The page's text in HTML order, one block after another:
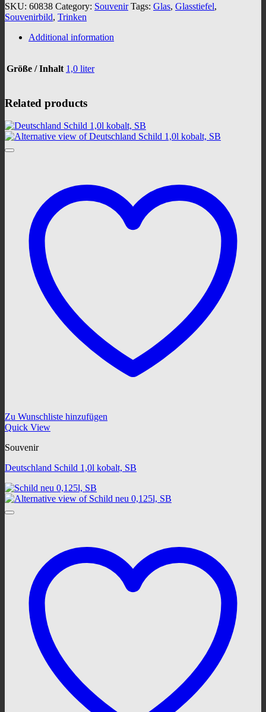
SKU: 60838 Category: Souvenir Tags: Glas, Glasstiefel,
Souvenirbild, Trinken
Additional information
Größe / Inhalt 1,0 liter
Related products
Zu Wunschliste hinzufügen
Quick View
Souvenir
Deutschland Schild 1,0l kobalt, SB